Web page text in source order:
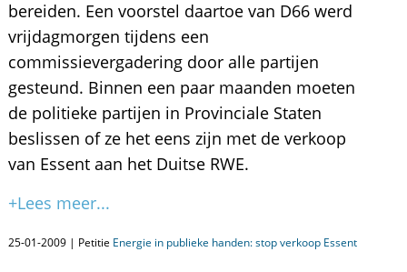
bereiden. Een voorstel daartoe van D66 werd
vrijdagmorgen tijdens een
commissievergadering door alle partijen
gesteund. Binnen een paar maanden moeten
de politieke partijen in Provinciale Staten
beslissen of ze het eens zijn met de verkoop
van Essent aan het Duitse RWE.
+Lees meer...
25-01-2009 | Petitie Energie in publieke handen: stop verkoop Essent